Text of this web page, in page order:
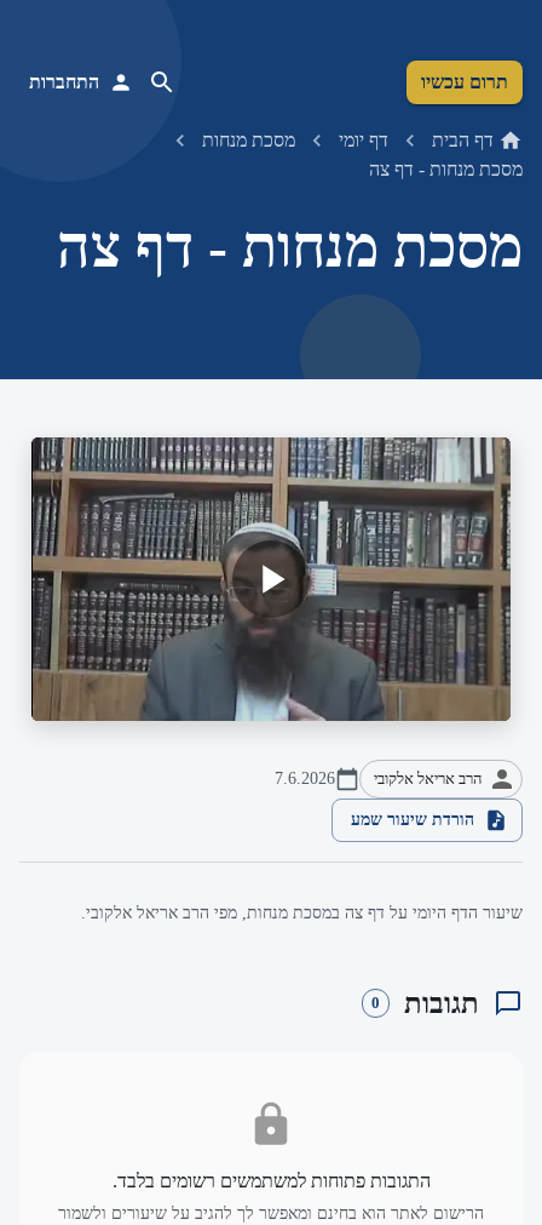
תרום עכשיו התחברות
דף הבית דף יומי
מסכת מנחות
מסכת מנחות - דף צה
מסכת מנחות - דף צה
הרב אריאל אלקובי 7.6.2026
הורדת שיעור שמע
שיעור הדף היומי על דף צה במסכת מנחות, מפי הרב אריאל אלקובי.
תגובות 0
התגובות פתוחות למשתמשים רשומים בלבד.
הרישום לאתר הוא בחינם ומאפשר לך להגיב על שיעורים ולשמור